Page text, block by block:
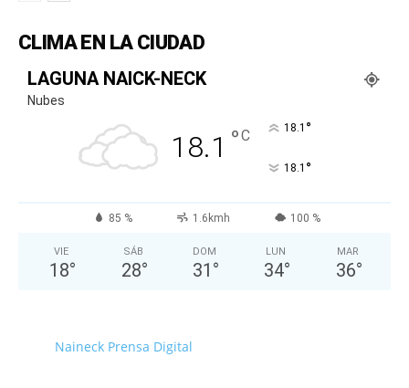
CLIMA EN LA CIUDAD
LAGUNA NAICK-NECK
Nubes
18.1 °C 18.1 °
18.1 °
85 % 1.6kmh 100 %
VIE
18°
SÁB
28°
DOM
31 °
LUN
34°
MAR
36°
Naineck Prensa Digital